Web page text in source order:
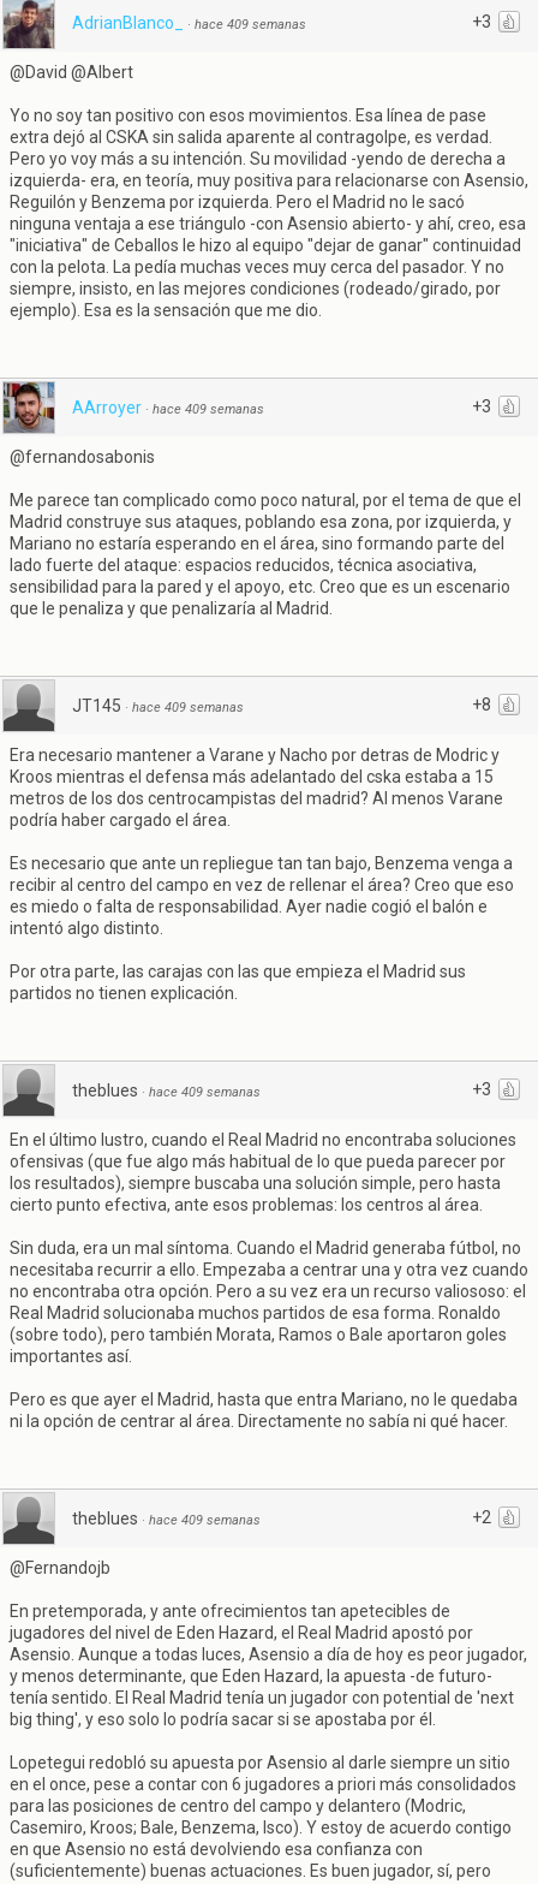
+3
AdrianBlanco_ · hace 409 semanas
@David @Albert
Yo no soy tan positivo con esos movimientos. Esa línea de pase
extra dejó al CSKA sin salida aparente al contragolpe, es verdad.
Pero yo voy más a su intención. Su movilidad -yendo de derecha a
izquierda- era, en teoría, muy positiva para relacionarse con Asensio,
Reguilón y Benzema por izquierda. Pero el Madrid no le sacó
ninguna ventaja a ese triángulo -con Asensio abierto- y ahí, creo, esa
"iniciativa" de Ceballos le hizo al equipo "dejar de ganar" continuidad
con la pelota. La pedía muchas veces muy cerca del pasador. Y no
siempre, insisto, en las mejores condiciones (rodeado/girado, por
ejemplo). Esa es la sensación que me dio.
+3
AArroyer · hace 409 semanas
@fernandosabonis
Me parece tan complicado como poco natural, por el tema de que el
Madrid construye sus ataques, poblando esa zona, por izquierda, y
Mariano no estaría esperando en el área, sino formando parte del
lado fuerte del ataque: espacios reducidos, técnica asociativa,
sensibilidad para la pared y el apoyo, etc. Creo que es un escenario
que le penaliza y que penalizaría al Madrid.
+8
JT145 · hace 409 semanas
Era necesario mantener a Varane y Nacho por detras de Modric y
Kroos mientras el defensa más adelantado del cska estaba a 15
metros de los dos centrocampistas del madrid? Al menos Varane
podría haber cargado el área.
Es necesario que ante un repliegue tan tan bajo, Benzema venga a
recibir al centro del campo en vez de rellenar el área? Creo que eso
es miedo o falta de responsabilidad. Ayer nadie cogió el balón e
intentó algo distinto.
Por otra parte, las carajas con las que empieza el Madrid sus
partidos no tienen explicación.
+3
theblues · hace 409 semanas
En el último lustro, cuando el Real Madrid no encontraba soluciones
ofensivas (que fue algo más habitual de lo que pueda parecer por
los resultados), siempre buscaba una solución simple, pero hasta
cierto punto efectiva, ante esos problemas: los centros al área.
Sin duda, era un mal síntoma. Cuando el Madrid generaba fútbol, no
necesitaba recurrir a ello. Empezaba a centrar una y otra vez cuando
no encontraba otra opción. Pero a su vez era un recurso valiososo: el
Real Madrid solucionaba muchos partidos de esa forma. Ronaldo
(sobre todo), pero también Morata, Ramos o Bale aportaron goles
importantes así.
Pero es que ayer el Madrid, hasta que entra Mariano, no le quedaba
ni la opción de centrar al área. Directamente no sabía ni qué hacer.
+2
theblues · hace 409 semanas
@Fernandojb
En pretemporada, y ante ofrecimientos tan apetecibles de
jugadores del nivel de Eden Hazard, el Real Madrid apostó por
Asensio. Aunque a todas luces, Asensio a día de hoy es peor jugador,
y menos determinante, que Eden Hazard, la apuesta -de futuro-
tenía sentido. El Real Madrid tenía un jugador con potential de 'next
big thing', y eso solo lo podría sacar si se apostaba por él.
Lopetegui redobló su apuesta por Asensio al darle siempre un sitio
en el once, pese a contar con 6 jugadores a priori más consolidados
para las posiciones de centro del campo y delantero (Modric,
Casemiro, Kroos; Bale, Benzema, Isco). Y estoy de acuerdo contigo
en que Asensio no está devolviendo esa confianza con
(suficientemente) buenas actuaciones. Es buen jugador, sí, pero